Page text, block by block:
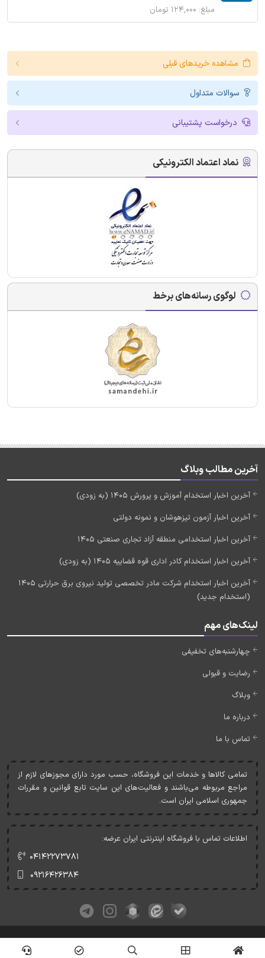
مبلغ: ۱۲۴,۰۰۰ تومان
مشاهده خریدهای قبلی
سوالات متداول
درخواست پشتیبانی
نماد اعتماد الکترونیکی
لوگوی رسانه‌های برخط
آخرین مطالب وبلاگ
آخرین اخبار استخدام آموزش و پرورش 1405 (به زودی)
آخرین اخبار آزمون تیزهوشان و نمونه دولتی
آخرین اخبار استخدامی منطقه آزاد تجاری صنعتی 1405
آخرین اخبار استخدام کادر اداری قوه قضاییه 1405 (به زودی)
آخرین اخبار استخدام شرکت مادر تخصصی تولید نیروی برق حرارتی 1405
(استخدام جدید)
لینک‌های مهم
چهارشنبه‌های تخفیفی
رضایت و قبولی
وبلاگ
درباره ما
تماس با ما
تمامی کالاها و خدمات اين فروشگاه، حسب مورد دارای مجوزهای لازم از
مراجع مربوطه می‌باشند و فعاليت‌های اين سايت تابع قوانين و مقررات
جمهوری اسلامی ايران است.
اطلاعات تماس با فروشگاه اینترنتی ایران عرضه:
۰۴۱۴۲۲۷۳۷۸۱
۰۹۲۱۶۴۲۶۳۸۴